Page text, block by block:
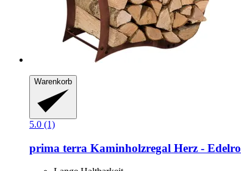
Warenkorb
5.0 (1)
prima terra Kaminholzregal Herz -​